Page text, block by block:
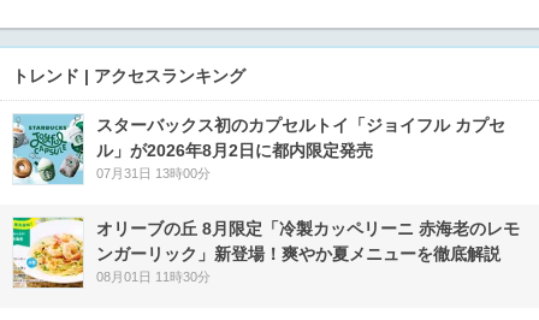
トレンド | アクセスランキング
スターバックス初のカプセルトイ「ジョイフル カプセ
ル」が2026年8月2日に都内限定発売
07月31日 13時00分
オリーブの丘 8月限定「冷製カッペリーニ 赤海老のレモ
ンガーリック」新登場！爽やか夏メニューを徹底解説
08月01日 11時30分